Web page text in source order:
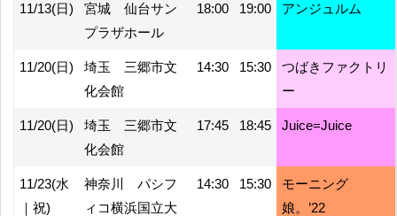
11/13(日)
宮城 仙台サン
プラザホール
18:00 19:00 アンジュルム
11/20(日)
埼玉 三郷市文
化会館
14:30 15:30
つばきファクトリ
ー
11/20(日)
埼玉 三郷市文
化会館
17:45 18:45 Juice=Juice
11/23(水
｜祝)
神奈川 パシフ
ィコ横浜国立大
14:30 15:30
モーニング
娘。’22